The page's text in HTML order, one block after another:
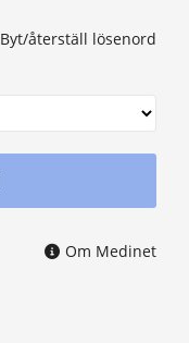
Byt/återställ lösenord
Om Medinet